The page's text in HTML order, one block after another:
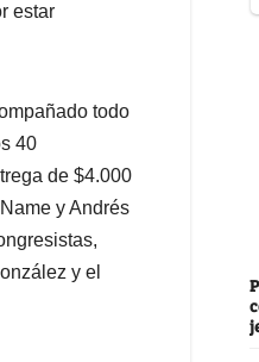
estar
todo
40
de $4.000
y Andrés
y el